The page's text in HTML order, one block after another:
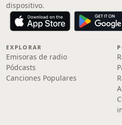
dispositivo.
EXPLORAR
Emisoras de radio
Pódcasts
Canciones Populares